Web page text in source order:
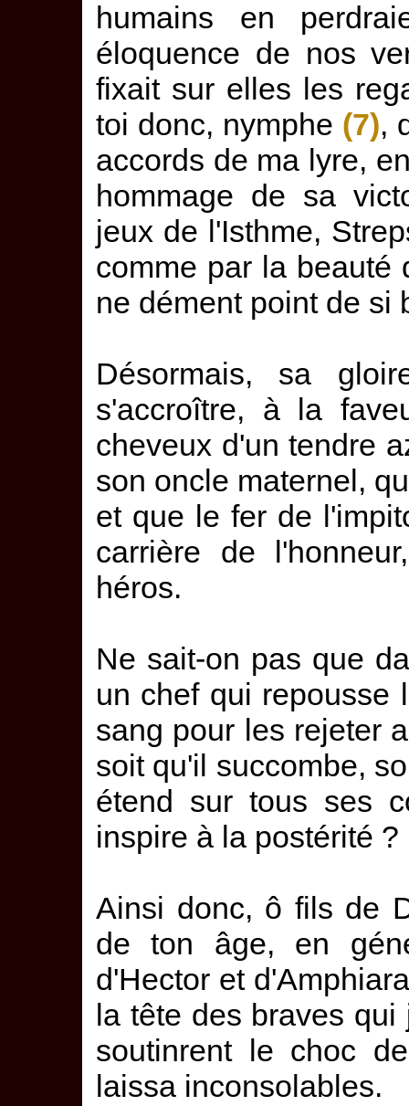
humains en
éloquence de nos
fixait sur elles les
toi donc, nymphe (7),
accords de ma lyre,
hommage de sa
jeux de l'Isthme,
comme par la beauté
ne dément point de si
Désormais, sa
s'accroître, à la
cheveux d'un tendre
son oncle maternel,
et que le fer de
carrière de
héros.
Ne sait-on pas que
un chef qui repousse
sang pour les rejeter
soit qu'il succombe,
étend sur tous ses
inspire à la postérité ?
Ainsi donc, ô fils de
de ton âge, en
d'Hector et
la tête des braves
soutinrent le choc
laissa inconsolables.